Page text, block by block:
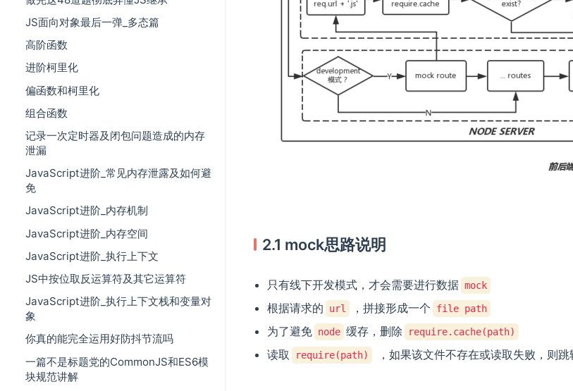
JS面向对象最后一弹_多态篇
高阶函数
进阶柯里化
偏函数和柯里化
组合函数
记录一次定时器及闭包问题造成的内存
泄漏
JavaScript进阶_常见内存泄露及如何避
免
JavaScript进阶_内存机制
JavaScript进阶_内存空间
JavaScript进阶_执行上下文
JS中按位取反运算符及其它运算符
JavaScript进阶_执行上下文栈和变量对
象
你真的能完全运用好防抖节流吗
一篇不是标题党的CommonJS和ES6模
块规范讲解
2.1 mock思路说明
只有线下开发模式，才会需要进行数据 mock
根据请求的 url ，拼接形成一个 file path
为了避免 node 缓存，删除 require.cache(path)
读取 require(path) ，如果该文件不存在或读取失败，则